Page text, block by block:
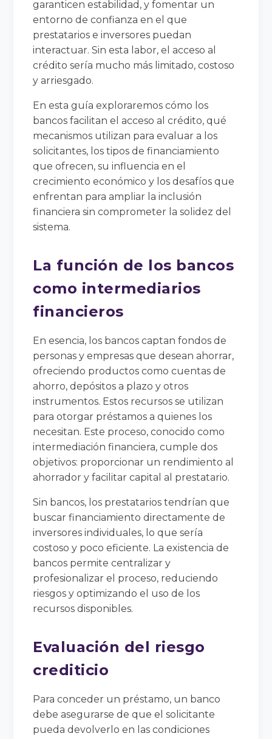
garanticen estabilidad, y fomentar un
entorno de confianza en el que
prestatarios e inversores puedan
interactuar. Sin esta labor, el acceso al
crédito sería mucho más limitado, costoso
y arriesgado.
En esta guía exploraremos cómo los
bancos facilitan el acceso al crédito, qué
mecanismos utilizan para evaluar a los
solicitantes, los tipos de financiamiento
que ofrecen, su influencia en el
crecimiento económico y los desafíos que
enfrentan para ampliar la inclusión
financiera sin comprometer la solidez del
sistema.
La función de los bancos
como intermediarios
financieros
En esencia, los bancos captan fondos de
personas y empresas que desean ahorrar,
ofreciendo productos como cuentas de
ahorro, depósitos a plazo y otros
instrumentos. Estos recursos se utilizan
para otorgar préstamos a quienes los
necesitan. Este proceso, conocido como
intermediación financiera, cumple dos
objetivos: proporcionar un rendimiento al
ahorrador y facilitar capital al prestatario.
Sin bancos, los prestatarios tendrían que
buscar financiamiento directamente de
inversores individuales, lo que sería
costoso y poco eficiente. La existencia de
bancos permite centralizar y
profesionalizar el proceso, reduciendo
riesgos y optimizando el uso de los
recursos disponibles.
Evaluación del riesgo
crediticio
Para conceder un préstamo, un banco
debe asegurarse de que el solicitante
pueda devolverlo en las condiciones